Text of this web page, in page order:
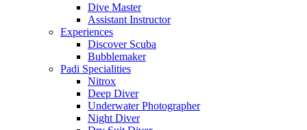
Dive Master
Assistant Instructor
Experiences
Discover Scuba
Bubblemaker
Padi Specialities
Nitrox
Deep Diver
Underwater Photographer
Night Diver